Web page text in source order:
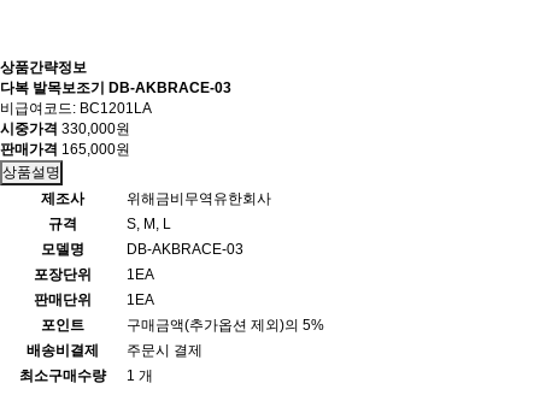
상품간략정보
다복 발목보조기 DB-AKBRACE-03
비급여코드: BC1201LA
시중가격 330,000원
판매가격 165,000원
상품설명
제조사
위해금비무역유한회사
규격
S, M, L
모델명
DB-AKBRACE-03
포장단위
1EA
판매단위
1EA
포인트
구매금액(추가옵션 제외)의 5%
배송비결제
주문시 결제
최소구매수량
1 개